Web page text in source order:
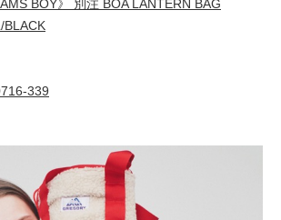
BOY》 別注 BOA LANTERN BAG
BLACK
339